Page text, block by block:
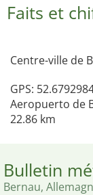
Faits et
Centre-ville de
GPS:
Aeropuerto de
22.86 km
Bulletin
Bernau,